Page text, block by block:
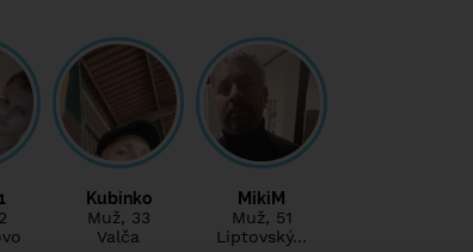
Kubinko
Muž, 33
Valča
MikiM
Muž, 51
Liptovský…